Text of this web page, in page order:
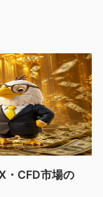
えるためにさまざ
で使いやすいです
性は低いかもしれ
4
・CFD市場の